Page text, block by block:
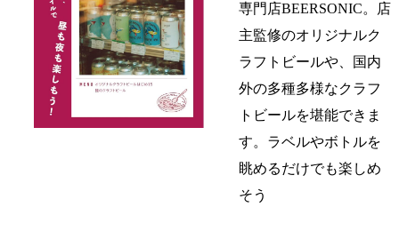
専門店BEERSONIC。店
主監修のオリジナルク
ラフトビールや、国内
外の多種多様なクラフ
トビールを堪能できま
す。ラベルやボトルを
眺めるだけでも楽しめ
そう